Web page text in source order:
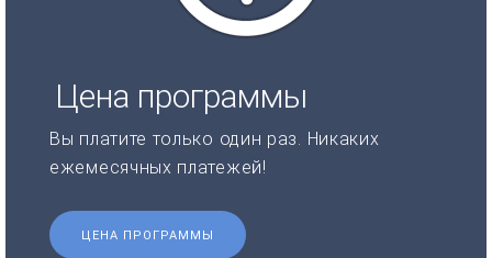
Цена программы
Вы платите только один раз. Никаких
ежемесячных платежей!
ЦЕНА ПРОГРАММЫ